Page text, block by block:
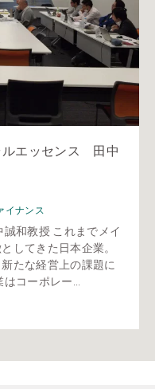
ルエッセンス 田中
イナンス
和教授 これまでメイ
してきた日本企業。
たな経営上の課題に
コーポレー...